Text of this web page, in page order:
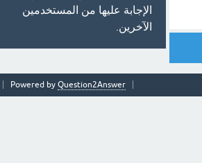
الإجابة عليها من المستخدمين
الآخرين.
Powered by Question2Answer